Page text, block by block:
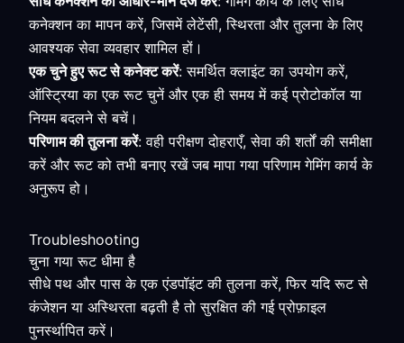
कनेक्शन का मापन करें, जिसमें लेटेंसी, स्थिरता और तुलना के लिए
आवश्यक सेवा व्यवहार शामिल हों।
एक चुने हुए रूट से कनेक्ट करें: समर्थित क्लाइंट का उपयोग करें,
ऑस्ट्रिया का एक रूट चुनें और एक ही समय में कई प्रोटोकॉल या
नियम बदलने से बचें।
परिणाम की तुलना करें: वही परीक्षण दोहराएँ, सेवा की शर्तों की समीक्षा
करें और रूट को तभी बनाए रखें जब मापा गया परिणाम गेमिंग कार्य के
अनुरूप हो।
Troubleshooting
चुना गया रूट धीमा है
सीधे पथ और पास के एक एंडपॉइंट की तुलना करें, फिर यदि रूट से
कंजेशन या अस्थिरता बढ़ती है तो सुरक्षित की गई प्रोफ़ाइल
पुनर्स्थापित करें।